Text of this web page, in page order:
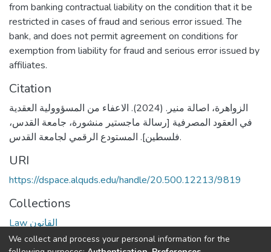
from banking contractual liability on the condition that it be
restricted in cases of fraud and serious error issued. The
bank, and does not permit agreement on conditions for
exemption from liability for fraud and serious error issued by
affiliates.
Citation
الزواهرة، اصالة منير. (2024). الاعفاء من المسؤوولية العقدية
في العقود المصرفية [رسالة ماجستير منشورة، جامعة القدس،
فلسطين]. المستودع الرقمي لجامعة القدس.
URI
https://dspace.alquds.edu/handle/20.500.12213/9819
Collections
Law القانون
We collect and process your personal information for the